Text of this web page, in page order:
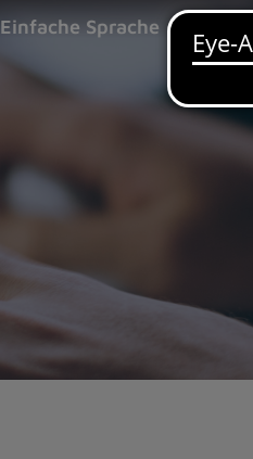
Einfache Sprache